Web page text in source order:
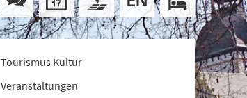
Tourismus Kultur
Veranstaltungen